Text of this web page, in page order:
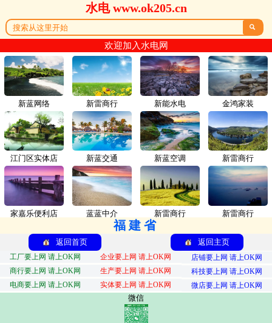
水电 www.ok205.cn

欢迎加入水电网
新蓝网络 新雷商行
江门区实体店 新蓝交通
家嘉乐便利店 蓝蓝中介
新能水电 金鸿家装
新蓝空调 新雷商行
新雷商行 新雷商行
福建省
返回首页 返回主页
工厂要上网 请上OK网 企业要上网 请上OK网
店铺要上网 请上OK网
商行要上网 请上OK网
生产要上网 请上OK网
科技要上网 请上OK网
电商要上网 请上OK网
实体要上网 请上OK网 微店要上网 请上OK网
微信